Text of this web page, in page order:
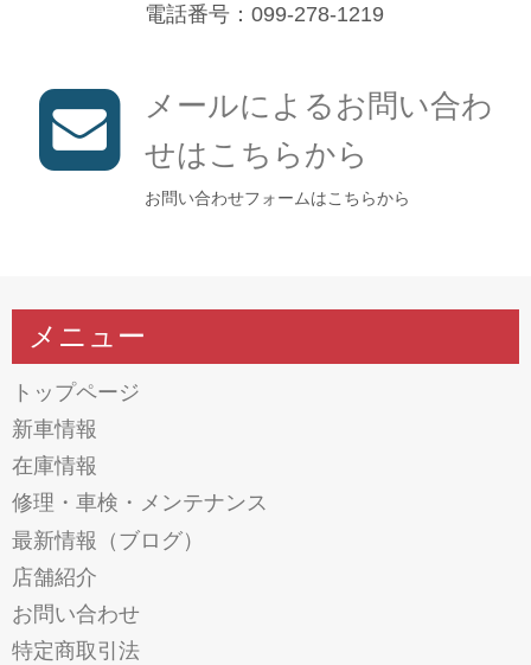
電話番号：099-278-1219
メールによるお問い合わ
せはこちらから
お問い合わせフォームはこちらから
メニュー
トップページ
新車情報
在庫情報
修理・車検・メンテナンス
最新情報（ブログ）
店舗紹介
お問い合わせ
特定商取引法